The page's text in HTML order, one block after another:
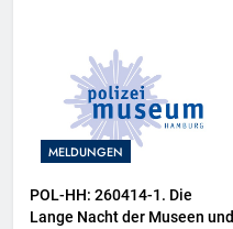
MELDUNGEN
POL-HH: 260414-1. Die
Lange Nacht der Museen und